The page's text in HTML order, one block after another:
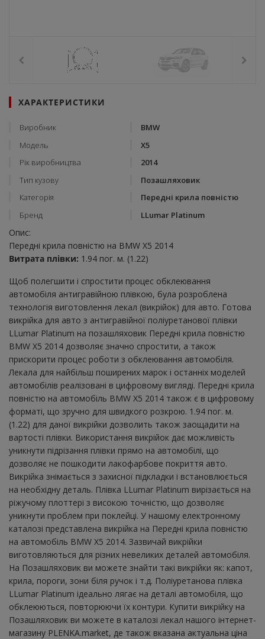
ХАРАКТЕРИСТИКИ
Виробник
BMW
Модель
X5
Рік виробництва
2014
Тип кузову
Позашляховик
Категорія
Передні крила повністю
Бренд
LLumar Platinum
Опис:
Передні крила повністю на BMW X5 2014
Витрата плівки: 1.94 пог. м. (1.22)
Щоб полегшити і спростити процес обклеювання
автомобіля антигравійною плівкою, була розроблена
технологія виготовлення лекал (викрійок) для авто. Готова
викрійка для авто з антигравійної поліуретанової плівки
LLumar Platinum на позашляховик Передні крила повністю
BMW X5 2014 дозволяє значно спростити, а також
прискорити процес роботи з обклеювання автомобіля.
Лекала для найбільш поширених марок і останніх моделей
автомобілів реалізовані в цифровому вигляді. Передні крила
повністю на автомобіль BMW X5 2014 також є в цифровому
форматі, що зручно для швидкого розкрою. 1.94 пог. м.
(1.22) для даної викрійки дозволить також заощадити на
вартості плівки. Використання викрійок дає можливість
уникнути підрізання плівки прямо на автомобілі, що
дозволяє не пошкодити лакофарбове покриття авто.
Викрійка знімається з захисної підкладки і встановлюється
на необхідну деталь. Плівка LLumar Platinum вирізається на
ріжучому плоттері з високою точністю, що дозволяє
уникнути проблем при поклейці. У нашому електронному
каталозі представлена ​​викрійка на Передні крила повністю
на автомобіль BMW X5 2014. Зазвичай викрійки
виготовляються для різних невеликих деталей автомобіля.
На Позашляховик ви можете знайти такі викрійки як: капот,
крила, пороги, зони біля ручок і т.д. Поліуретанова плівка
LLumar Platinum ідеально лягає на деталі автомобіля, що
обклеюються, повторюючи їх контури. Купити викрійку на
Позашляховик ви можете в каталозі лекал нашого інтернет-
магазину PLENKA.market, де також вказана актуальна ціна